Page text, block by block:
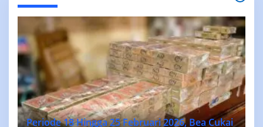
Periode 18 Hingga 25 Februari 2026, Bea Cukai